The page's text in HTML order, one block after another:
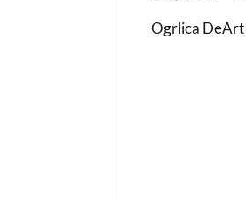
Ogrlica DeArt